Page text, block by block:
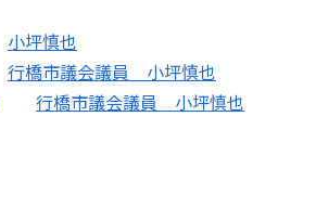
小坪慎也
行橋市議会議員 小坪慎也
行橋市議会議員 小坪慎也